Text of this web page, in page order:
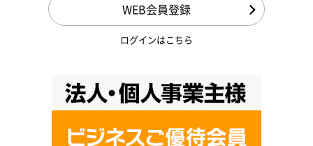
WEB会員登録
ログインはこちら